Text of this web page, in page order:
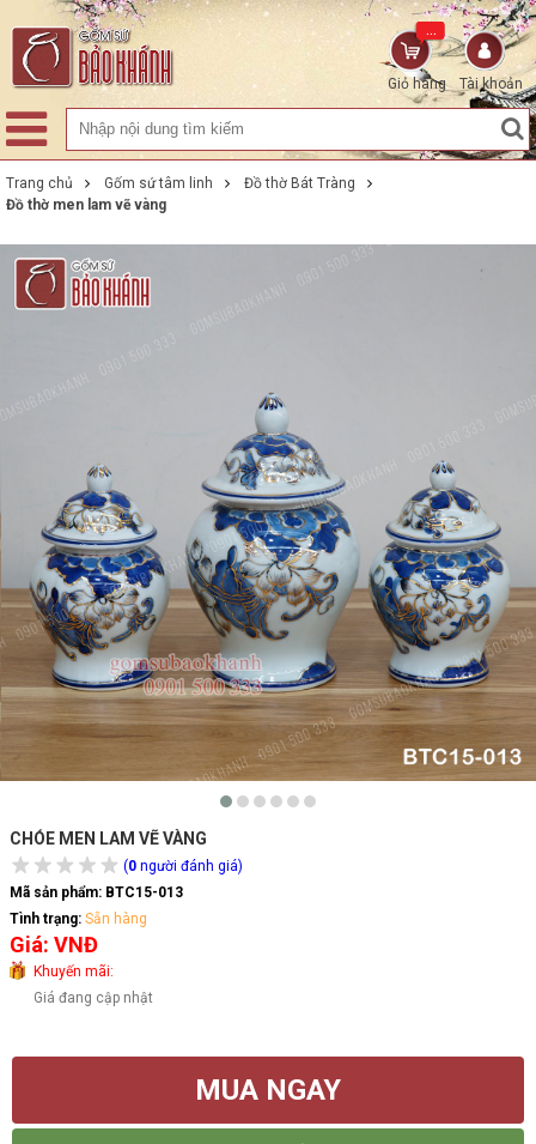
Tài khoản
Giỏ hàng
...
Trang chủ Gốm sứ tâm linh
Đồ thờ Bát Tràng
Đồ thờ men lam vẽ vàng
CHÓE MEN LAM VẼ VÀNG
(0 người đánh giá)
Mã sản phẩm: BTC15-013
Tình trạng: Sẵn hàng
Giá: VNĐ
Khuyến mãi:
Giá đang cập nhật
MUA NGAY